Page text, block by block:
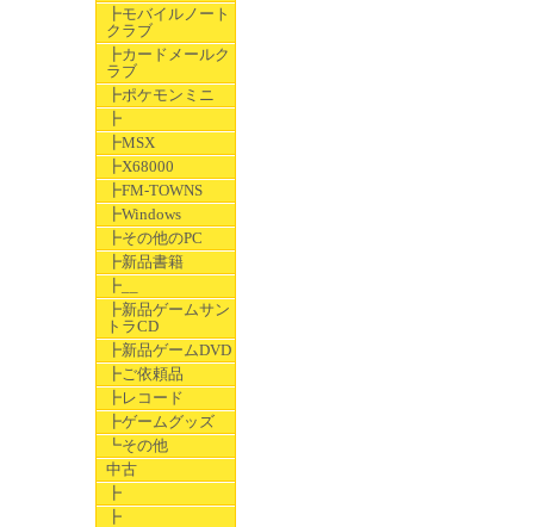
┣モバイルノート
クラブ
┣カードメールク
ラブ
┣ポケモンミニ
┣
┣MSX
┣X68000
┣FM-TOWNS
┣Windows
┣その他のPC
┣新品書籍
┣__
┣新品ゲームサン
トラCD
┣新品ゲームDVD
┣ご依頼品
┣レコード
┣ゲームグッズ
┗その他
中古
┣
┣